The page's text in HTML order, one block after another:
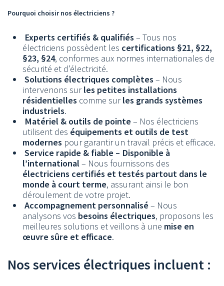
Pourquoi choisir nos électriciens ?
Experts certifiés & qualifiés – Tous nos
électriciens possèdent les certifications §21, §22,
§23, §24, conformes aux normes internationales de
sécurité et d’électricité.
Solutions électriques complètes – Nous
intervenons surles petites installations
résidentielles comme surles grands systèmes
industriels.
Matériel & outils de pointe– Nos électriciens
utilisent des équipements et outils de test
modernes pour garantir un travail précis et efficace.
Service rapide & fiable – Disponible à
l’international – Nous fournissons des
électriciens certifiés et testés partout dans le
monde à court terme, assurant ainsi le bon
déroulement de votre projet.
Accompagnement personnalisé– Nous
analysons vos besoins électriques, proposons les
meilleures solutions et veillons à une mise en
œuvre sûre et efficace.
Nos services électriques incluent :